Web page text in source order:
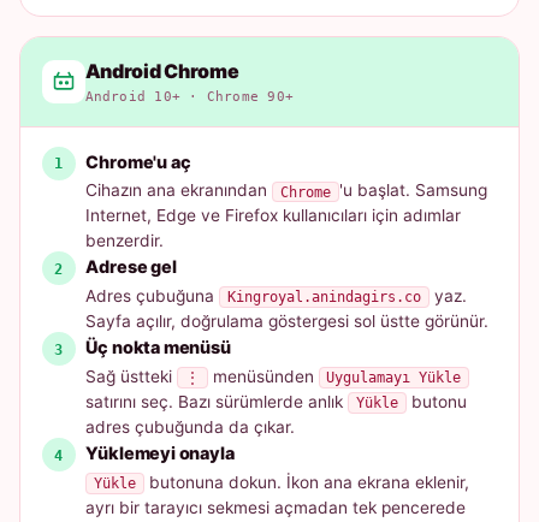
Android Chrome
Android 10+ · Chrome 90+
Chrome'u aç
Cihazın ana ekranından Chrome 'u başlat. Samsung
Internet, Edge ve Firefox kullanıcıları için adımlar
benzerdir.
Adrese gel
Adres çubuğuna Kingroyal.anindagirs.co
yaz.
Sayfa açılır, doğrulama göstergesi sol üstte görünür.
Üç nokta menüsü
Sağ üstteki ⋮ menüsünden Uygulamayı Yükle
satırını seç. Bazı sürümlerde anlık Yükle
butonu
adres çubuğunda da çıkar.
Yüklemeyi onayla
Yükle
butonuna dokun. İkon ana ekrana eklenir,
ayrı bir tarayıcı sekmesi açmadan tek pencerede